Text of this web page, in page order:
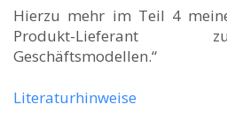
Hierzu mehr im Teil 4
Produkt-Lieferant
Geschäftsmodellen.“
Literaturhinweise